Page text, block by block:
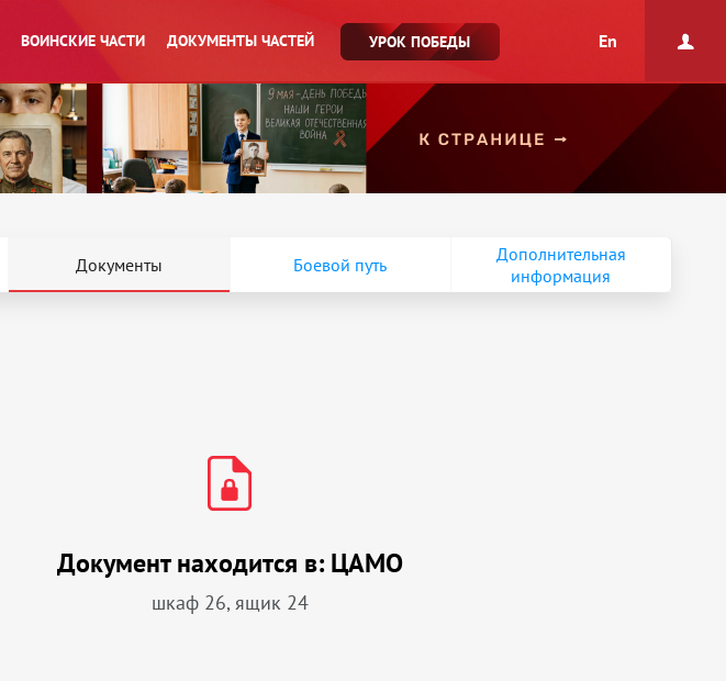
ВОИНСКИЕ ЧАСТИ ДОКУМЕНТЫ ЧАСТЕЙ УРОК ПОБЕДЫ En
Документы Боевой путь
Дополнительная
информация
Документ находится в: ЦАМО
шкаф 26, ящик 24